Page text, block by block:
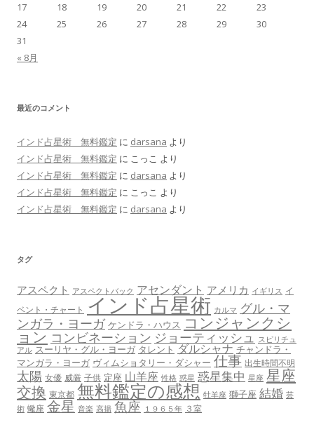
« 8月
17
18 19 20 21 22
23
24
25 26 27 28 29
30
31
最近のコメント
インド占星術 無料鑑定 に darsana より
インド占星術 無料鑑定 に こっこ より
インド占星術 無料鑑定 に darsana より
インド占星術 無料鑑定 に こっこ より
インド占星術 無料鑑定 に darsana より
タグ
アスペクト アスペクトバック アセンダント アメリカ イギリス イ
ベント・チャート インド占星術 カルマ グル・マ
ンガラ・ヨーガ ケンドラ・ハウス コンジャンクシ
ョン コンビネーション ジョーティッシュ スピリチュ
アル スーリヤ・グル・ヨーガ タレント ダルシャナ チャンドラ・
マンガラ・ヨーガ ヴィムショタリー・ダシャー 仕事 出生時間不明
太陽 女優 威厳 子供 定座 山羊座 性格 惑星 惑星集中 星座 星座
交換 東京都 無料鑑定の感想 牡羊座 獅子座 結婚 芸
術 蠍座 金星 音楽 高揚 魚座 １９６５年 ３室